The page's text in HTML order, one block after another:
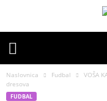
Naslovnica Fudbal
VOŠA
dresova
FUDBAL